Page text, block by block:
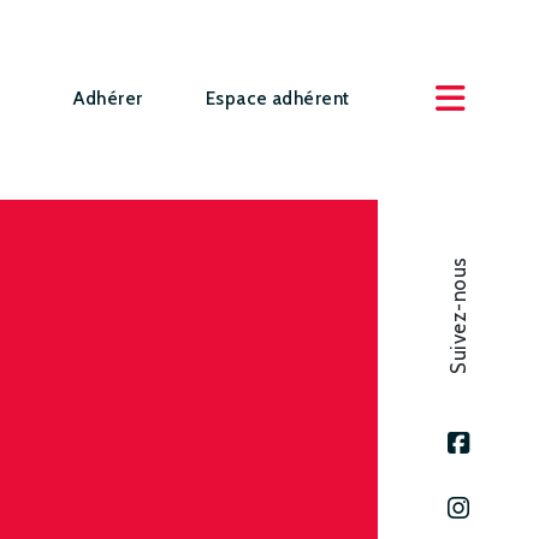
Adhérer Espace adhérent
Suivez-nous